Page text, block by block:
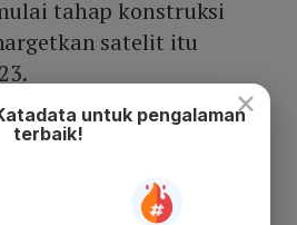
tahap konstruksi
satelit itu
SATRIA-1 dengan
detik. Satelit ini akan
di 150 ribu titik
×
untuk pengalaman
terbaik!